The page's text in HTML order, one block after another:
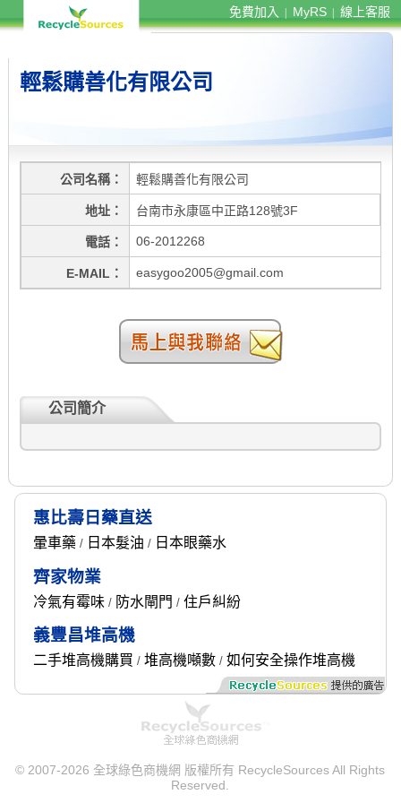
免費加入 MyRS 線上客服
輕鬆購善化有限公司
公司名稱 輕鬆購善化有限公司
地址 台南市永康區中正路128號3F
電話 06-2012268
E-MAIL easygoo2005@gmail.com
公司簡介
惠比壽日藥直送
暈車藥 / 日本髮油 / 日本眼藥水
齊家物業
冷氣有霉味/ 防水閘門 / 住戶糾紛
義豐昌堆高機
二手堆高機購買 / 堆高機噸數/ 如何安全操作堆高機
© 2007-2026 全球綠色商機網 版權所有 RecycleSources All Rights
Reserved.